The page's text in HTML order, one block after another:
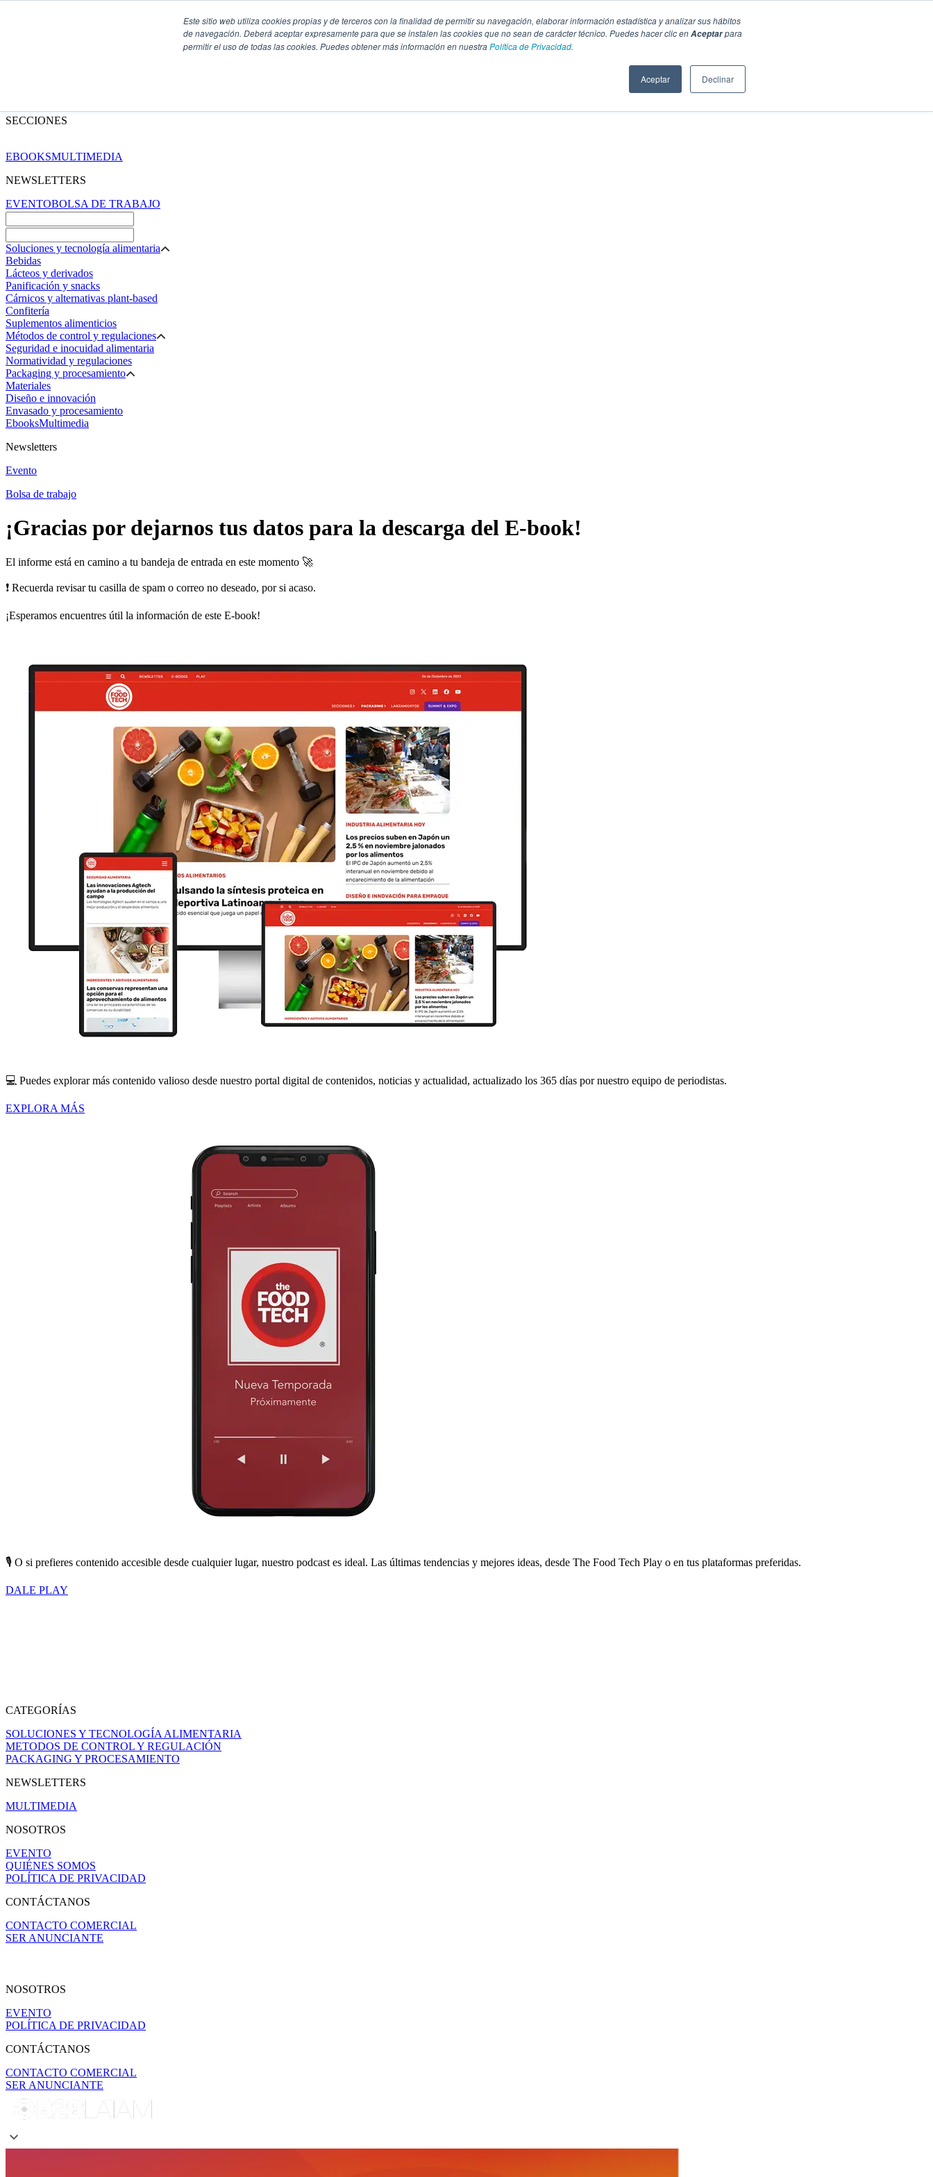
Este sitio web utiliza cookies propias y de terceros con la finalidad de permitir su navegación, elaborar información estadística y analizar sus hábitos
de navegación. Deberá aceptar expresamente para que se instalen las cookies que no sean de carácter técnico. Puedes hacer clic enAceptarpara
permitir el uso de todas las cookies. Puedes obtener más información en nuestraPolítica de Privacidad.
Aceptar Declinar
SECCIONES
EBOOKSMULTIMEDIA
NEWSLETTERS
EVENTOBOLSA DE TRABAJO
Soluciones y tecnología alimentaria
Bebidas
Lácteos y derivados
Panificación y snacks
Cárnicos y alternativas plant-based
Confitería
Suplementos alimenticios
Métodos de control y regulaciones
Seguridad e inocuidad alimentaria
Normatividad y regulaciones
Packaging y procesamiento
Materiales
Diseño e innovación
Envasado y procesamiento
EbooksMultimedia
Newsletters
Evento
Bolsa de trabajo
¡Gracias por dejarnos tus datos para la descarga del E-book!
El informe está en camino a tu bandeja de entrada en este momento 🚀
❗ Recuerda revisar tu casilla de spam o correo no deseado, por si acaso.
¡Esperamos encuentres útil la información de este E-book!
💻 Puedes explorar más contenido valioso desde nuestro portal digital de contenidos, noticias y actualidad, actualizado los 365 días por nuestro equipo de periodistas.
EXPLORA MÁS
🎙 O si prefieres contenido accesible desde cualquier lugar, nuestro podcast es ideal. Las últimas tendencias y mejores ideas, desde The Food Tech Play o en tus plataformas preferidas.
DALE PLAY
CATEGORÍAS
SOLUCIONES Y TECNOLOGÍA ALIMENTARIA
METODOS DE CONTROL Y REGULACIÓN
PACKAGING Y PROCESAMIENTO
NEWSLETTERS
MULTIMEDIA
NOSOTROS
EVENTO
QUIÉNES SOMOS
POLÍTICA DE PRIVACIDAD
CONTÁCTANOS
CONTACTO COMERCIAL
SER ANUNCIANTE
NOSOTROS
EVENTO
POLÍTICA DE PRIVACIDAD
CONTÁCTANOS
CONTACTO COMERCIAL
SER ANUNCIANTE